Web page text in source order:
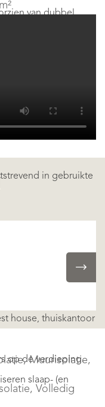
van dubbel
in gebruikte
house, thuiskantoor
op de verdieping.
slaap- (en
Muurisolatie,
Volledig